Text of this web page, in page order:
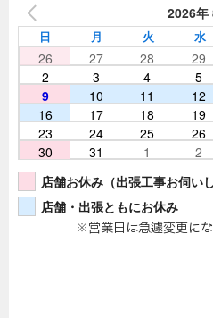
2026年
日 月 火 水
26 27 28 29
2
3 4 5
9
10 11 12
16
17 18 19
23
24 25 26
30
31 1 2
店舗お休み（出張工事お伺い
店舗・出張ともにお休み
※営業日は急遽変更に